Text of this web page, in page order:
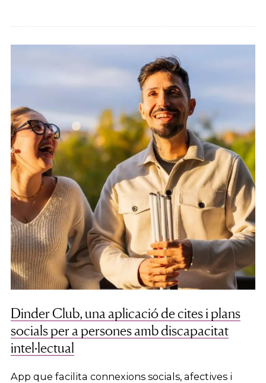
Dinder Club, una aplicació de cites i plans
socials per a persones amb discapacitat
intel·lectual
App que facilita connexions socials, afectives i